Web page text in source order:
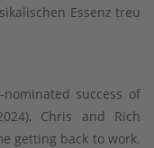
Essenz treu
nominated success of
Chris and Rich
getting back to work.